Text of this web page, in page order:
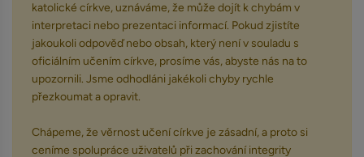
katolické církve, uznáváme, že může dojít k chybám v
interpretaci nebo prezentaci informací. Pokud zjistíte
jakoukoli odpověď nebo obsah, který není v souladu s
oficiálním učením církve, prosíme vás, abyste nás na to
upozornili. Jsme odhodláni jakékoli chyby rychle
přezkoumat a opravit.
Chápeme, že věrnost učení církve je zásadní, a proto si
ceníme spolupráce uživatelů při zachování integrity